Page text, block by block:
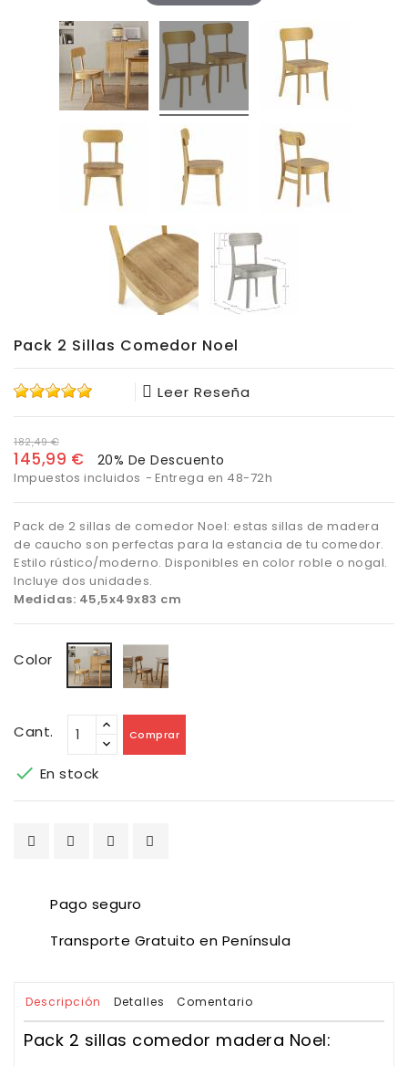
Pack 2 Sillas Comedor Noel
Leer Reseña
182,49 €
145,99 € 20% De Descuento
Impuestos incluidos Entrega en 48-72h
Pack de 2 sillas de comedor Noel: estas sillas de madera
de caucho son perfectas para la estancia de tu comedor.
Estilo rústico/moderno. Disponibles en color roble o nogal.
Incluye dos unidades.
Medidas: 45,5x49x83 cm
Color Roble Nogal
Cant. Comprar
 En stock
Pago seguro
Transporte Gratuito en Península
Descripción Detalles Comentario
Pack 2 sillas comedor madera Noel: